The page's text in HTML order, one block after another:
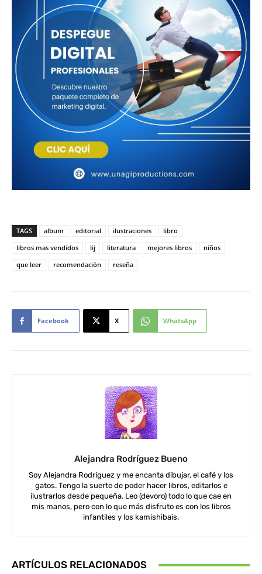
TAGS album editorial ilustraciones
libro
libros mas vendidos
lij literatura mejores libros
niños
que leer
recomendación reseña
Facebook X WhatsApp
Alejandra Rodríguez Bueno
Soy Alejandra Rodríguez y me encanta dibujar, el café y los
gatos. Tengo la suerte de poder hacer libros, editarlos e
ilustrarlos desde pequeña. Leo (devoro) todo lo que cae en
mis manos, pero con lo que más disfruto es con los libros
infantiles y los kamishibais.
ARTÍCULOS RELACIONADOS